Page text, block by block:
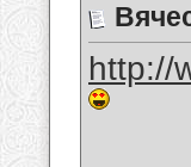
http://